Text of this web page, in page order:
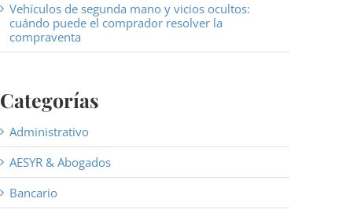
Vehículos de segunda mano y vicios ocultos:
cuándo puede el comprador resolver la
compraventa
Categorías
Administrativo
AESYR & Abogados
Bancario